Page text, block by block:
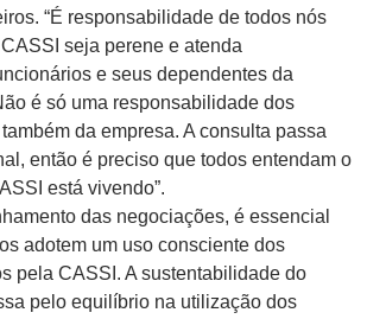
“É responsabilidade de todos nós
seja perene e atenda
e seus dependentes da
é só uma responsabilidade dos
da empresa. A consulta passa
então é preciso que todos entendam o
está vivendo”.
das negociações, é essencial
adotem um uso consciente dos
pela CASSI. A sustentabilidade do
pelo equilíbrio na utilização dos